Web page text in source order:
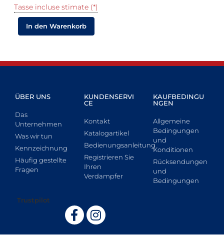
Tasse incluse stimate (*)
In den Warenkorb
ÜBER UNS
Das
Unternehmen
Was wir tun
Kennzeichnung
Häufig gestellte
Fragen
KUNDENSERVI
CE
Kontakt
Katalogartikel
Bedienungsanleitung
Registrieren Sie
Ihren
Verdampfer
KAUFBEDINGU
NGEN
Allgemeine
Bedingungen
und
Konditionen
Rücksendungen
und
Bedingungen
Trustpilot